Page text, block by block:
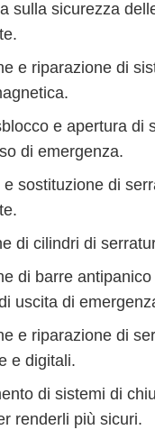
sulla sicurezza
e riparazione di
e apertura di
di emergenza.
e sostituzione di
di cilindri di
di barre antipanico
uscita di
e riparazione di
e digitali.
di sistemi di
renderli più sicuri.